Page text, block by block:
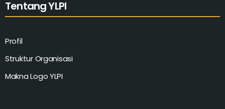
Tentang YLPI
Profil
Struktur Organisasi
Makna Logo YLPI